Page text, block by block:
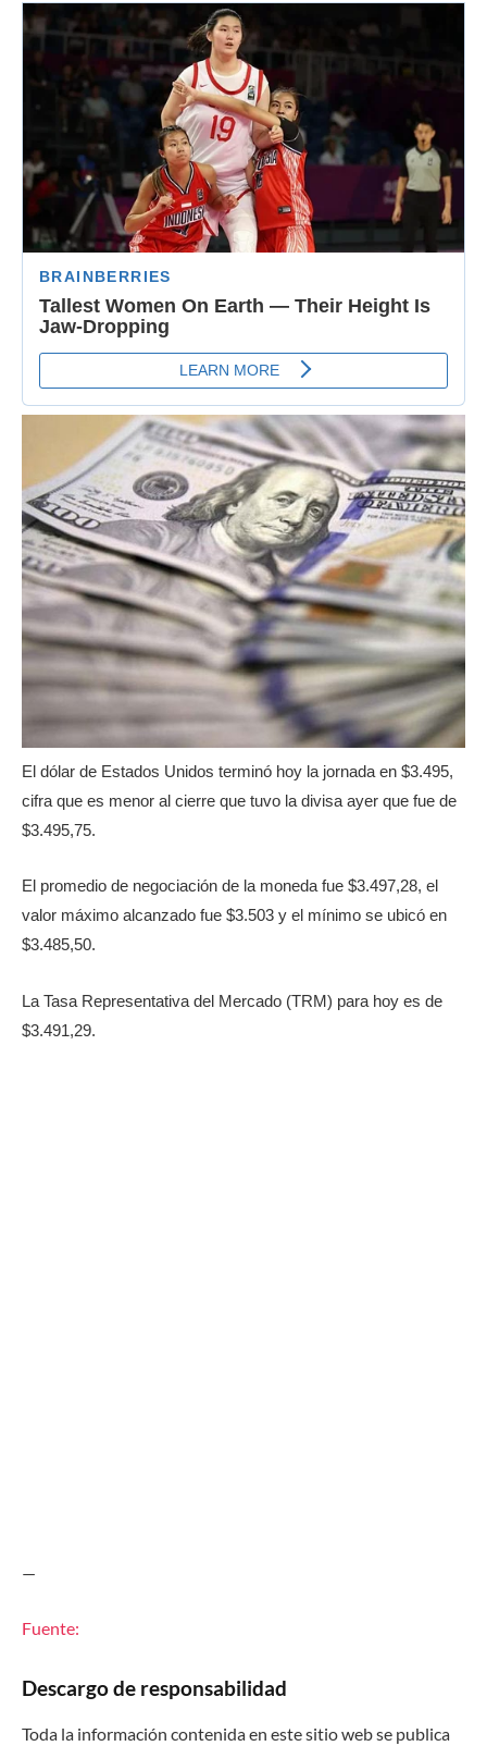
El dólar de Estados Unidos terminó hoy la jornada en $3.495,
cifra que es menor al cierre que tuvo la divisa ayer que fue de
$3.495,75.
El promedio de negociación de la moneda fue $3.497,28, el
valor máximo alcanzado fue $3.503 y el mínimo se ubicó en
$3.485,50.
La Tasa Representativa del Mercado (TRM) para hoy es de
$3.491,29.
—
Fuente:
Descargo de responsabilidad
Toda la información contenida en este sitio web se publica